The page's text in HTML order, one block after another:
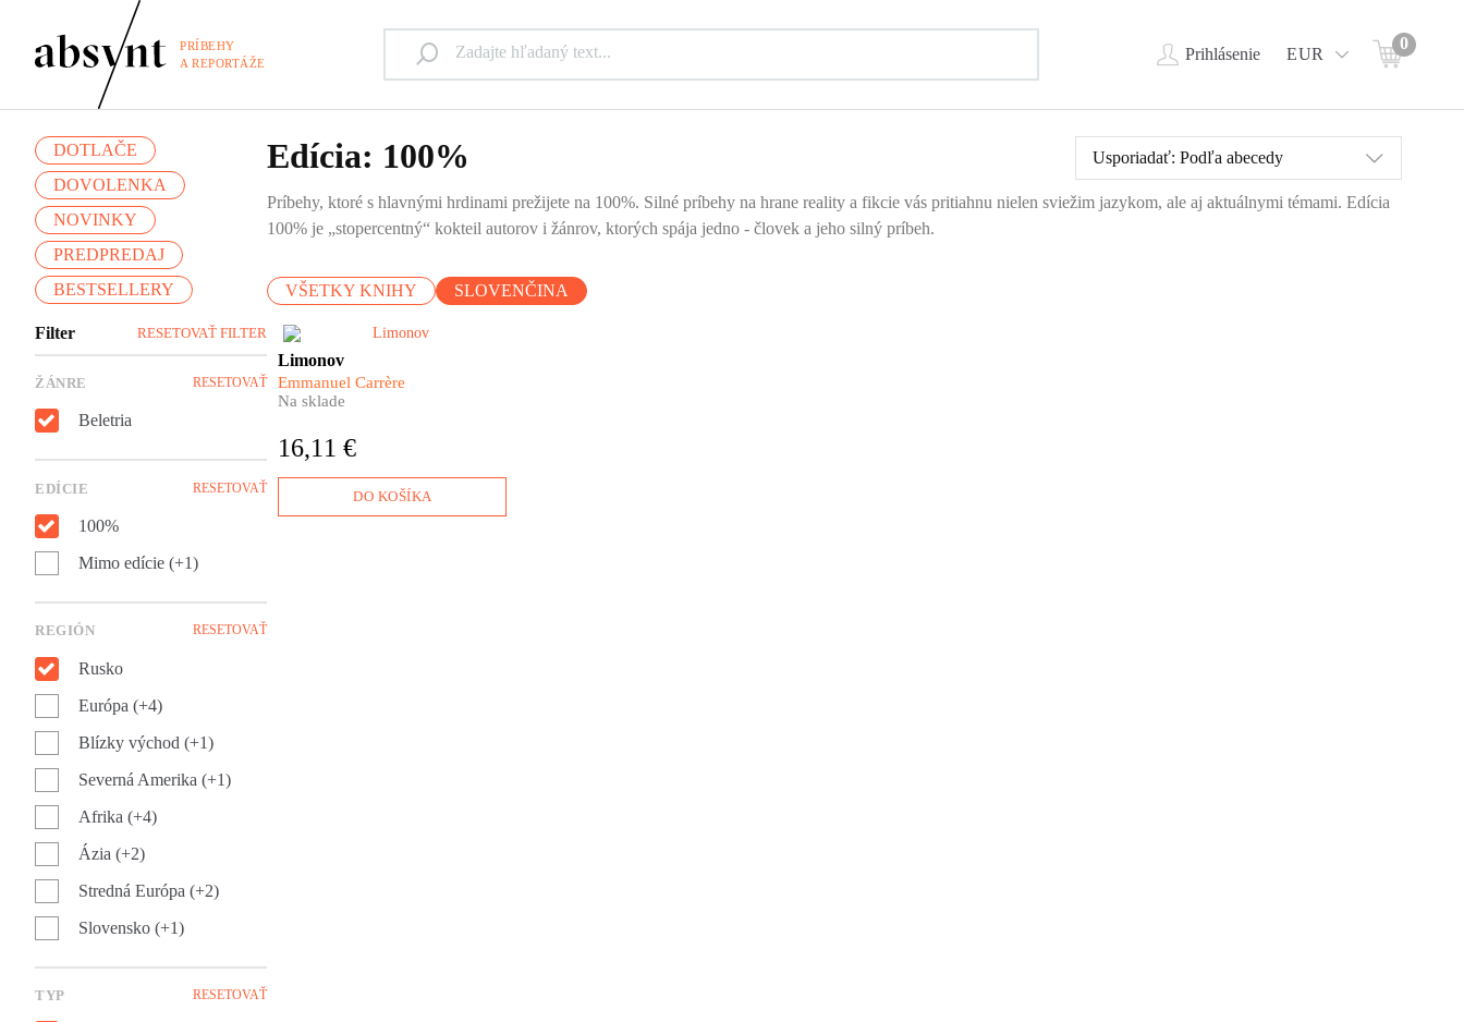
PRÍBEHY
A REPORTÁŽE
Prihlásenie EUR
0
DOTLAČE
DOVOLENKA
NOVINKY
PREDPREDAJ
BESTSELLERY
Filter RESETOVAŤ FILTER
ŽÁNRE RESETOVAŤ
Beletria
EDÍCIE RESETOVAŤ
100%
Mimo edície (+1)
REGIÓN RESETOVAŤ
Rusko
Európa (+4)
Blízky východ (+1)
Severná Amerika (+1)
Afrika (+4)
Ázia (+2)
Stredná Európa (+2)
Slovensko (+1)
TYP RESETOVAŤ
Edícia: 100%
Príbehy, ktoré s hlavnými hrdinami prežijete na 100%. Silné príbehy na hrane reality a fikcie vás pritiahnu nielen sviežim jazykom, ale aj aktuálnymi témami. Edícia
100% je „stopercentný“ kokteil autorov i žánrov, ktorých spája jedno - človek a jeho silný príbeh.
VŠETKY KNIHY SLOVENČINA
Usporiadať: Podľa abecedy
Emmanuel Carrère sa rozhodol
knižne spracovať život jednej z
najkontroverznejších osobností
jeho neľahkého detstva až po
pokusy o získanie uznania
Limonov
Emmanuel Carrère
Na sklade
16,11 €
DO KOŠÍKA